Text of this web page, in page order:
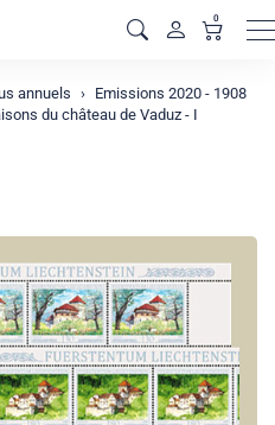
0
annuels
Emissions 2020 - 1908
du château de Vaduz - I